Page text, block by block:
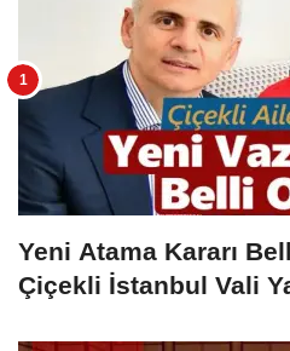
Yeni Atama Kararı
Çiçekli İstanbul Vali